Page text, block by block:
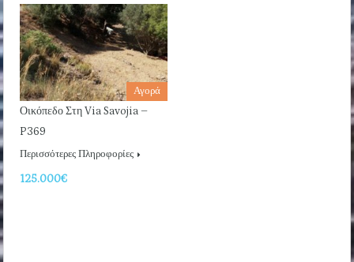
Αγορά
Οικόπεδο Στη Via Savojia –
P369
Περισσότερες Πληροφορίες
125.000€